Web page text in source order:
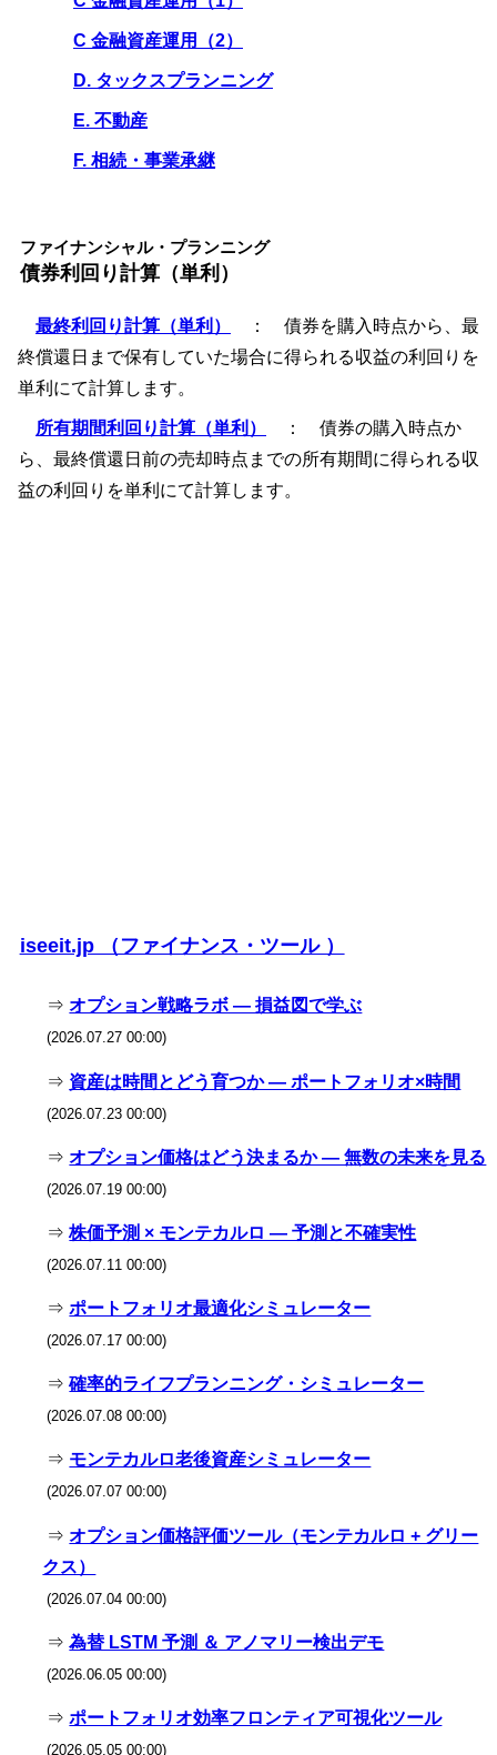
C 金融資産運用（2）
D. タックスプランニング
E. 不動産
F. 相続・事業承継
ファイナンシャル・プランニング
債券利回り計算（単利）
最終利回り計算（単利）
： 債券を購入時点から、最
終償還日まで保有していた場合に得られる収益の利回りを
単利にて計算します。
所有期間利回り計算（単利）
： 債券の購入時点か
ら、最終償還日前の売却時点までの所有期間に得られる収
益の利回りを単利にて計算します。
iseeit.jp （ファイナンス・ツール ）
⇒オプション戦略ラボ — 損益図で学ぶ
(2026.07.27 00:00)
⇒ 資産は時間とどう育つか — ポートフォリオ×時間
(2026.07.23 00:00)
⇒オプション価格はどう決まるか — 無数の未来を見る
(2026.07.19 00:00)
⇒株価予測 × モンテカルロ — 予測と不確実性
(2026.07.11 00:00)
⇒ポートフォリオ最適化シミュレーター
(2026.07.17 00:00)
⇒確率的ライフプランニング・シミュレーター
(2026.07.08 00:00)
⇒ モンテカルロ老後資産シミュレーター
(2026.07.07 00:00)
⇒オプション価格評価ツール（モンテカルロ + グリー
クス）
(2026.07.04 00:00)
⇒為替 LSTM 予測 ＆ アノマリー検出デモ
(2026.06.05 00:00)
⇒ポートフォリオ効率フロンティア可視化ツール
(2026.05.05 00:00)